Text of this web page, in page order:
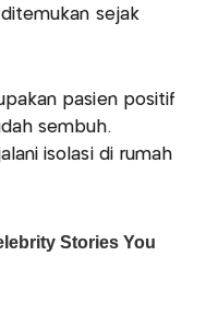
sejak
pasien positif
sembuh.
isolasi di rumah